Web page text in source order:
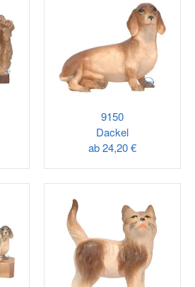
9150
Dackel
ab24,20 €